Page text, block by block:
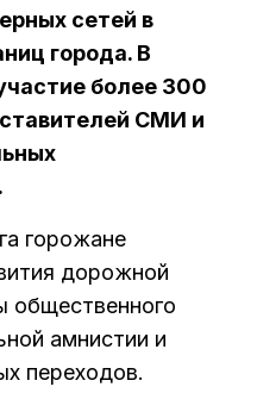
сетей в
города. В
более 300
СМИ и
горожане
дорожной
общественного
амнистии и
переходов.